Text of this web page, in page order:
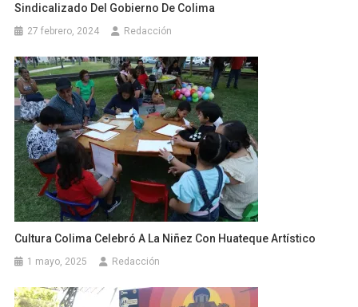
Sindicalizado Del Gobierno De Colima
27 febrero, 2024 Redacción
Cultura Colima Celebró A La Niñez Con Huateque Artístico
1 mayo, 2025 Redacción